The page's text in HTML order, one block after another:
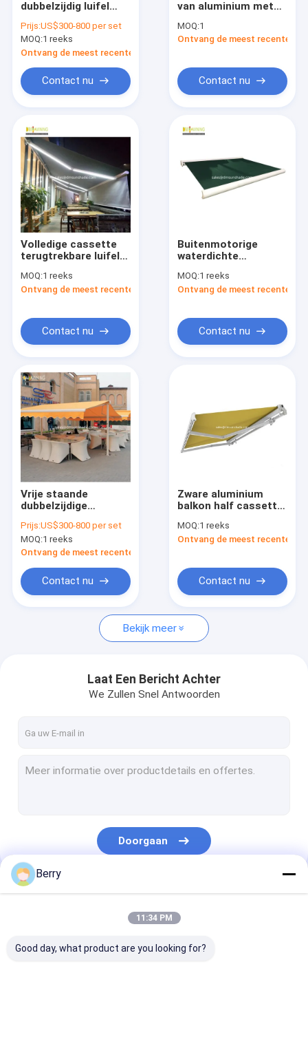
Producten
Over ons
Fabriekstocht
Kwaliteitscontrole
Nieuws
Vraag een offerte
Vertrekbare luifelapparatuur
Vertrekbare vensterluiken
Vertrekbare dakluizen
Het Zeil van de zonschaduw
Kits voor pergola's
Het volledige cassette afbaarden
dubbelzijdig luifel
tuinrestaurant
terugtrekbaar luifel
Prijs:US$300-800 per set
MOQ:1 reeks
Ontvang de meest recente Prijs
Contact nu
van aluminium met
MOQ:1
Ontvang de meest recente
Contact nu
Volledige cassette
terugtrekbare luifel
Elektrisch
Automatisch
MOQ:1 reeks
Ontvang de meest recente Prijs
Contact nu
Buitenmotorige
waterdichte
Canopy Full Cassette
luifel
MOQ:1 reeks
Ontvang de meest recente
Contact nu
Vrije staande
dubbelzijdige
opneembare luifel
Handbesturing
Buitenwijde
Prijs:US$300-800 per set
MOQ:1 reeks
Ontvang de meest recente Prijs
Contact nu
Zware aluminium
balkon half cassette
MOQ:1 reeks
Ontvang de meest recente
Contact nu
Bekijk meer
Laat Een Bericht Achter
We Zullen Snel Antwoorden
Doorgaan
Onze Categorieën
Berry
11:34 PM
Good day, what product are you looking for?